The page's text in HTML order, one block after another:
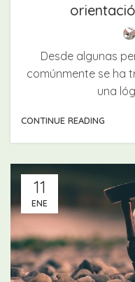
Desde algunas
comúnmente se ha
una
CONTINUE READING
11
ENE